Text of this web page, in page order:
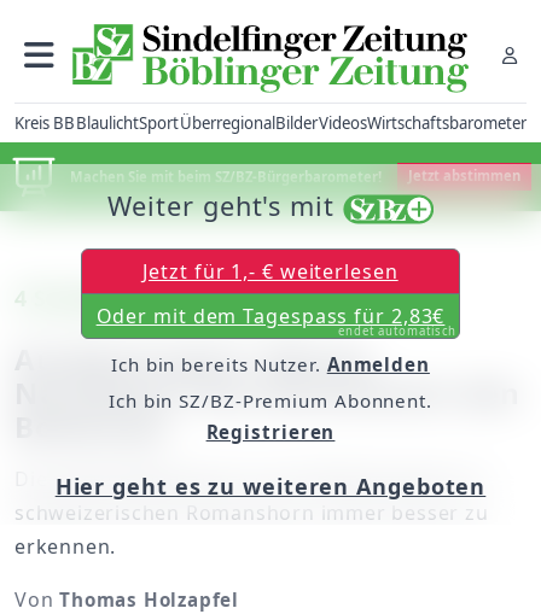
Kreis BBBlaulichtSportÜberregionalBilderVideosWirtschaftsbarometer
Machen Sie mit beim SZ/BZ-Bürgerbarometer! Jetzt abstimmen
4 Stunden und 46 Minuten
Ausdauersport: Moritz
Nachbauer durchschwimmt den
Die weiße Bademütze ist vom Bodenseeufer im
schweizerischen Romanshorn immer besser zu
erkennen.
VonThomas Holzapfel
Weiter geht's mit
Jetzt für 1,- € weiterlesen
Oder mit dem Tagespass für 2,83€
endet automatisch
Ich bin bereits Nutzer. Anmelden
Ich bin SZ/BZ-Premium Abonnent.
Registrieren
Hier geht es zu weiteren Angeboten